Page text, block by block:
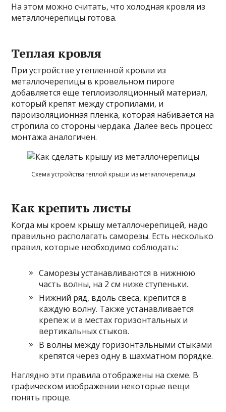
На этом можно считать, что холодная кровля из
металлочерепицы готова.
Теплая кровля
При устройстве утепленной кровли из
металлочерепицы в кровельном пироге
добавляется еще теплоизоляционный материал,
который крепят между стропилами, и
пароизоляционная пленка, которая набивается на
стропила со стороны чердака. Далее весь процесс
монтажа аналогичен.
Схема устройства теплой крыши из металлочерепицы
Как крепить листы
Когда мы кроем крышу металлочерепицей, надо
правильно располагать саморезы. Есть несколько
правил, которые необходимо соблюдать:
Саморезы устанавливаются в нижнюю
часть волны, на 2 см ниже ступеньки.
Нижний ряд, вдоль свеса, крепится в
каждую волну. Также устанавливается
крепеж и в местах горизонтальных и
вертикальных стыков.
В волны между горизонтальными стыками
крепятся через одну в шахматном порядке.
Наглядно эти правила отображены на схеме. В
графическом изображении некоторые вещи
понять проще.